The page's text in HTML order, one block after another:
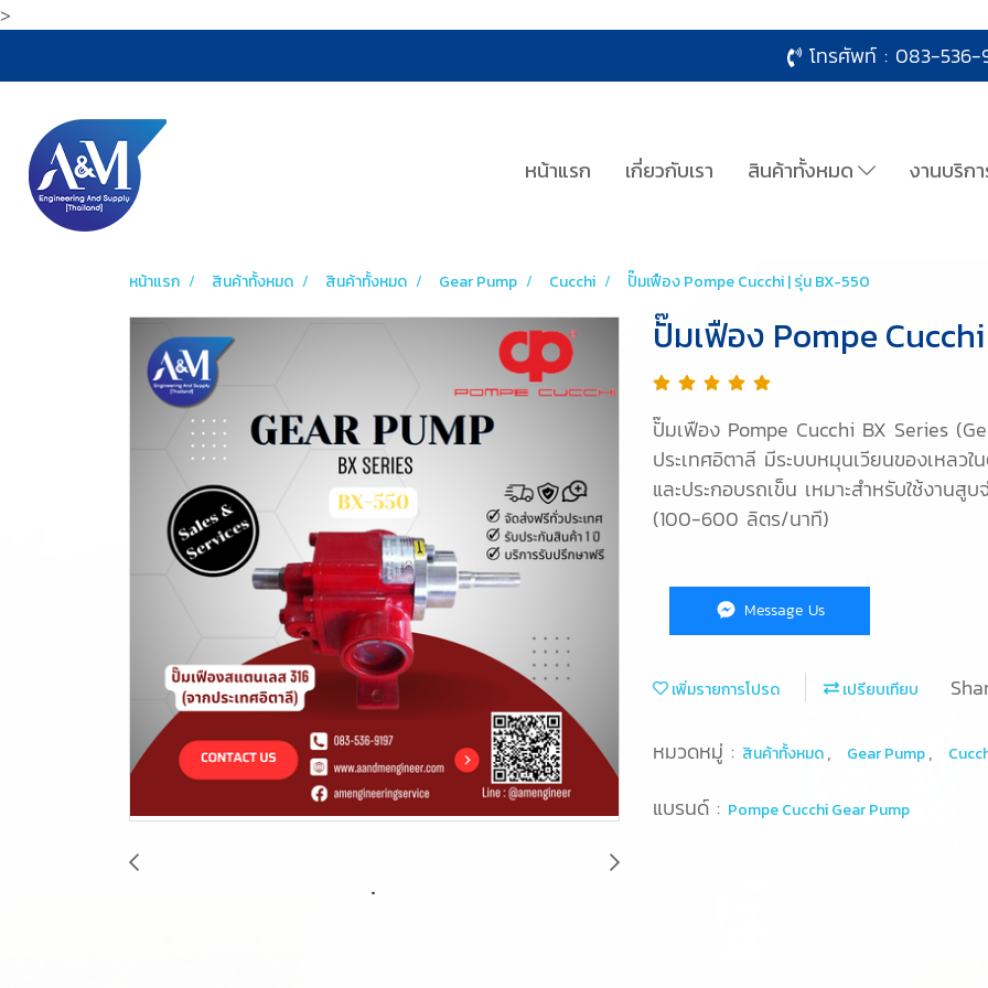
>
โทรศัพท์ : 083-536-
หน้าแรก เกี่ยวกับเรา สินค้าทั้งหมด งานบริก
หน้าแรก สินค้าทั้งหมด สินค้าทั้งหมด Gear Pump Cucchi ปั๊มเฟือง Pompe Cucchi | รุ่น BX-550
ปั๊มเฟือง Pompe
ปั๊มเฟือง Pompe Cucchi BX Series
ประเทศอิตาลี มีระบบหมุนเวียนของเหลว
และประกอบรถเข็น เหมาะสำหรับใช้งานสู
(100-600 ลิตร/นาที)
Message Us
เพิ่มรายการโปรด เปรียบเทียบ
หมวดหมู่ : สินค้าทั้งหมด, Gear Pump,
แบรนด์ : Pompe Cucchi Gear Pump